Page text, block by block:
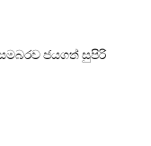
ජයගත් සුපිරි